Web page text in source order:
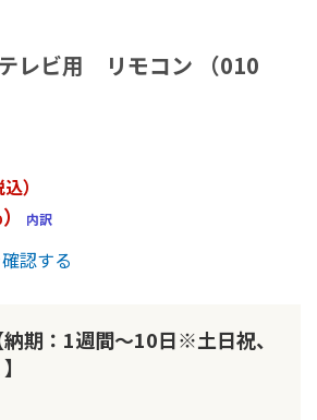
レビ用 リモコン （010
込）
内訳
認する
期：1週間～10日※土日祝、